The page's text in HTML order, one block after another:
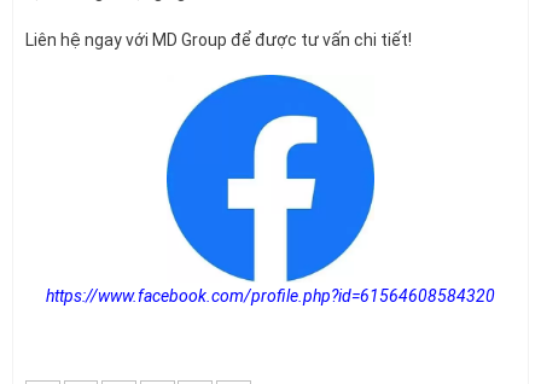
Liên hệ ngay với MD Group để được tư vấn chi tiết!
https://www.facebook.com/profile.php?id=61564608584320